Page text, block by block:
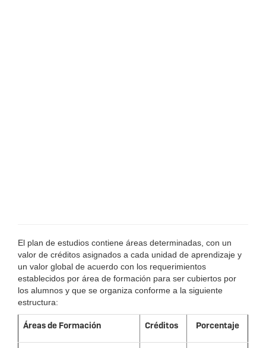
El plan de estudios contiene áreas determinadas, con un
valor de créditos asignados a cada unidad de aprendizaje y
un valor global de acuerdo con los requerimientos
establecidos por área de formación para ser cubiertos por
los alumnos y que se organiza conforme a la siguiente
estructura:
Áreas de Formación Créditos Porcentaje